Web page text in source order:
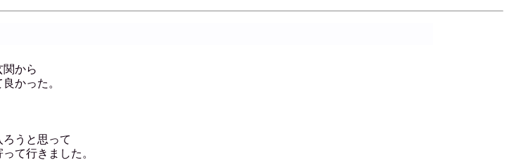
から
かった。
うと思って
て行きました。